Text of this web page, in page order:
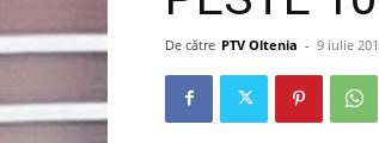
De către PTV Oltenia - 9 iulie